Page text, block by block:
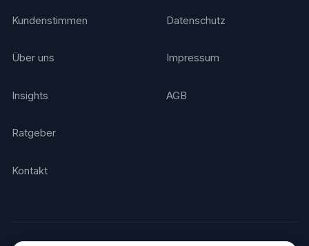
Kundenstimmen
Über uns
Insights
Ratgeber
Kontakt
Datenschutz
Impressum
AGB